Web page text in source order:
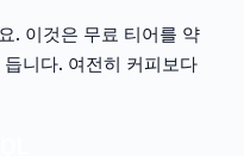
. 이것은 무료 티어를 약
니다. 여전히 커피보다